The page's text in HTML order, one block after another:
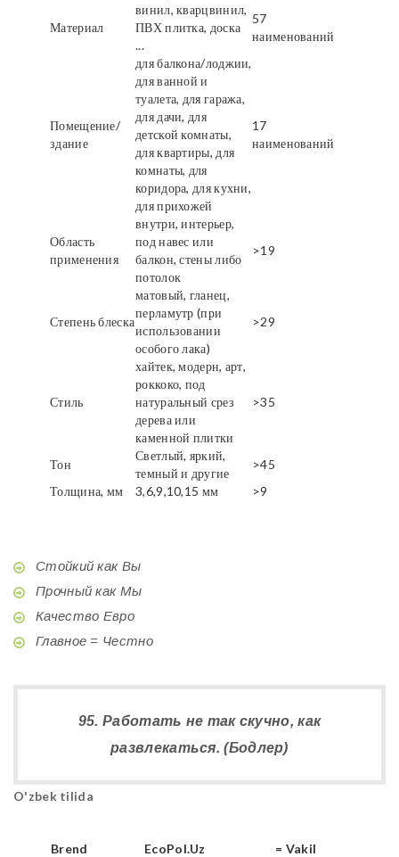
Материал
винил, кварцвинил,
ПВХ плитка, доска
...
57
наименований
Помещение/
здание
для балкона/лоджии,
для ванной и
туалета, для гаража,
для дачи, для
детской комнаты,
для квартиры, для
комнаты, для
коридора, для кухни,
для прихожей
17
наименований
Область
применения
внутри, интерьер,
под навес или
балкон, стены либо
потолок
>19
Степень блеска
матовый, гланец,
перламутр (при
использовании
особого лака)
>29
Стиль
хайтек, модерн, арт,
роккоко, под
натуральный срез
дерева или
каменной плитки
>35
Тон
Светлый, яркий,
темный и другие
>45
Толщина, мм
3,6,9,10,15 мм >9
Стойкий как Вы
Прочный как Мы
Качество Евро
Главное = Честно
95. Работать не так скучно, как
развлекаться. (Бодлер)
O'zbek tilida
Brend EcoPol.Uz = Vakil